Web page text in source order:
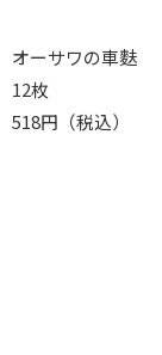
オーサワの車麩
12枚
518円（税込）